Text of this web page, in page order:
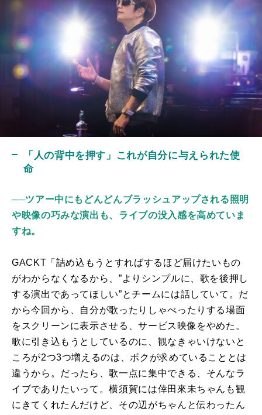
「人の背中を押す」これが自分に与えられた使
命
──ツアー中にもどんどんブラッシュアップされる照明
や映像の巧みな演出も、ライブの没入感を高めていま
すね。
GACKT「詰め込もうとすればするほど届けたいもの
がわからなくなるから、”よりシンプルに、歌を後押し
する演出であってほしい”とチームには話していて。だ
から今回から、自分が歌ったりしゃべったりする場面
をスクリーンに表示させる、サービス映像をやめた。
歌に引き込もうとしているのに、観なきゃいけないと
ころが2つ3つ増えるのは、ボクが求めていることとは
違うから。だったら、歌一点に集中できる、そんなラ
イブでありたいって。横須賀には倖田來未ちゃんも観
にきてくれたんだけど、その辺がちゃんと伝わったん